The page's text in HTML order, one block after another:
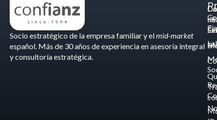
Socio estratégico de la empresa familiar y elmid-market
español. Más de 30 años de experiencia en asesoría integral
y consultoría estratégica.
de
-